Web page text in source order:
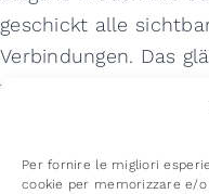
Per fornire le migliori
cookie per memorizzare e/
geschickt alle
Verbindungen. Das
vor Ort von einem
Handwerker